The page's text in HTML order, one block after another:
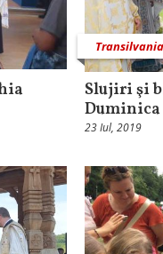
Transilvania
Slujiri şi
Duminica
23 Iul, 2019